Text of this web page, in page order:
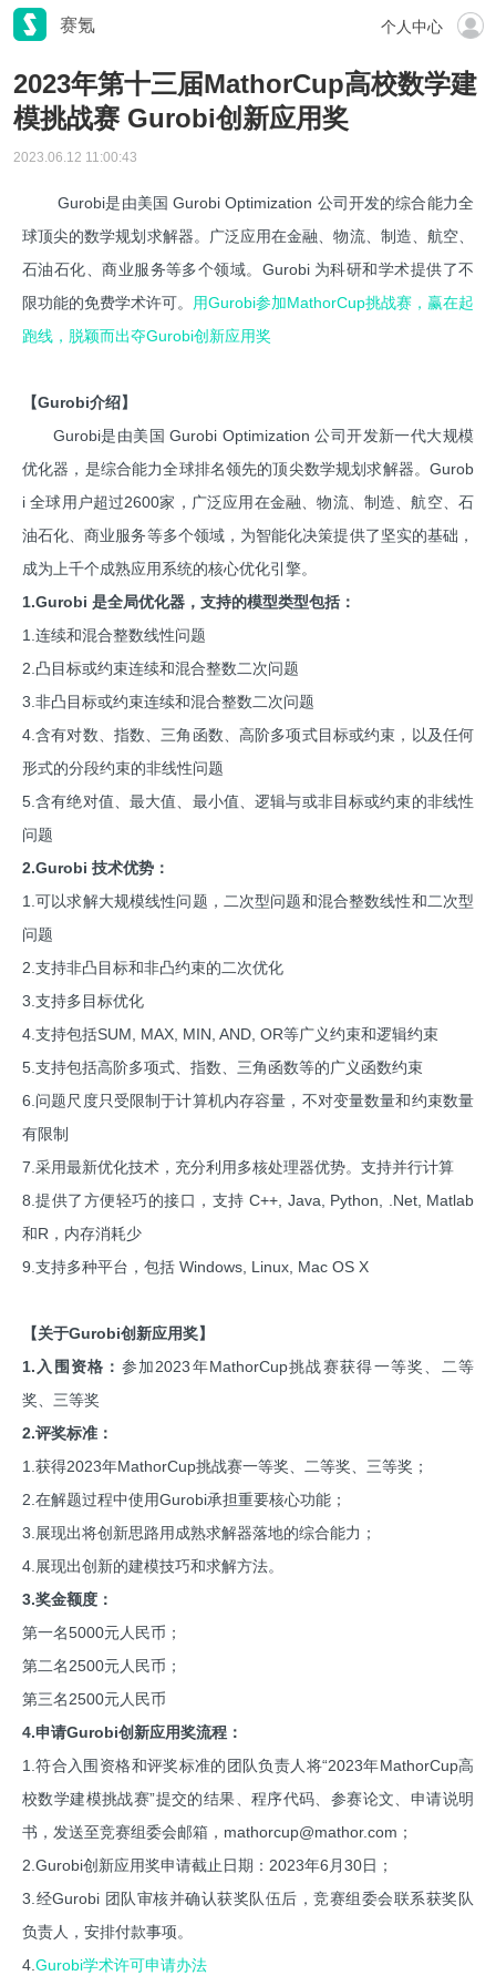
赛氪 个人中心
2023年第十三届MathorCup高校数学建
模挑战赛 Gurobi创新应用奖
2023.06.12 11:00:43
Gurobi是由美国 Gurobi Optimization 公司开发的综合能力全
球顶尖的数学规划求解器。广泛应用在金融、物流、制造、航空、
石油石化、商业服务等多个领域。Gurobi 为科研和学术提供了不
限功能的免费学术许可。
用Gurobi参加MathorCup挑战赛，赢在起
跑线，脱颖而出夺Gurobi创新应用奖
【Gurobi介绍】
Gurobi是由美国 Gurobi Optimization 公司开发新一代大规模
优化器，是综合能力全球排名领先的顶尖数学规划求解器。Gurob
i 全球用户超过2600家，广泛应用在金融、物流、制造、航空、石
油石化、商业服务等多个领域，为智能化决策提供了坚实的基础，
成为上千个成熟应用系统的核心优化引擎。
1.Gurobi 是全局优化器，支持的模型类型包括：
1.连续和混合整数线性问题
2.凸目标或约束连续和混合整数二次问题
3.非凸目标或约束连续和混合整数二次问题
4.含有对数、指数、三角函数、高阶多项式目标或约束，以及任何
形式的分段约束的非线性问题
5.含有绝对值、最大值、最小值、逻辑与或非目标或约束的非线性
问题
2.Gurobi 技术优势：
1.可以求解大规模线性问题，二次型问题和混合整数线性和二次型
问题
2.支持非凸目标和非凸约束的二次优化
3.支持多目标优化
4.支持包括SUM, MAX, MIN, AND, OR等广义约束和逻辑约束
5.支持包括高阶多项式、指数、三角函数等的广义函数约束
6.问题尺度只受限制于计算机内存容量，不对变量数量和约束数量
有限制
7.采用最新优化技术，充分利用多核处理器优势。支持并行计算
8.提供了方便轻巧的接口，支持 C++, Java, Python, .Net, Matlab
和R，内存消耗少
9.支持多种平台，包括 Windows, Linux, Mac OS X
【关于Gurobi创新应用奖】
1.入围资格： 参加2023年MathorCup挑战赛获得一等奖、二等
奖、三等奖
2.评奖标准：
1.获得2023年MathorCup挑战赛一等奖、二等奖、三等奖；
2.在解题过程中使用Gurobi承担重要核心功能；
3.展现出将创新思路用成熟求解器落地的综合能力；
4.展现出创新的建模技巧和求解方法。
3.奖金额度：
第一名5000元人民币；
第二名2500元人民币；
第三名2500元人民币
4.申请Gurobi创新应用奖流程：
1.符合入围资格和评奖标准的团队负责人将“2023年MathorCup高
校数学建模挑战赛”提交的结果、程序代码、参赛论文、申请说明
书，发送至竞赛组委会邮箱，mathorcup@mathor.com；
2.Gurobi创新应用奖申请截止日期：2023年6月30日；
3.经Gurobi 团队审核并确认获奖队伍后，竞赛组委会联系获奖队
负责人，安排付款事项。
4. Gurobi学术许可申请办法